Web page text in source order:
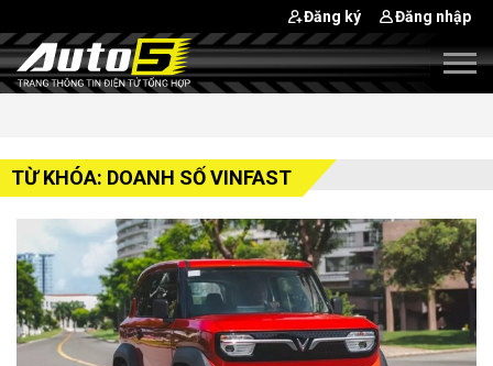
Đăng ký Đăng nhập
TỪ KHÓA: DOANH SỐ VINFAST